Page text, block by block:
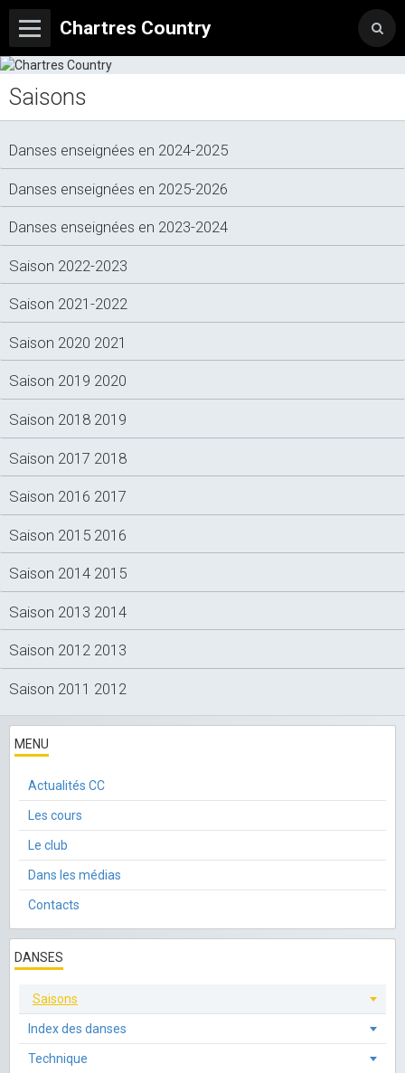
Chartres Country
Saisons
Danses enseignées en 2024-2025
Danses enseignées en 2025-2026
Danses enseignées en 2023-2024
Saison 2022-2023
Saison 2021-2022
Saison 2020 2021
Saison 2019 2020
Saison 2018 2019
Saison 2017 2018
Saison 2016 2017
Saison 2015 2016
Saison 2014 2015
Saison 2013 2014
Saison 2012 2013
Saison 2011 2012
MENU
Actualités CC
Les cours
Le club
Dans les médias
Contacts
DANSES
Saisons
Index des danses
Technique